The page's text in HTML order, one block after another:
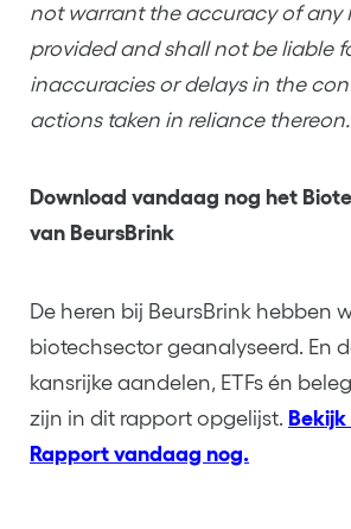
not warrant the accuracy of any
provided and shall not be liable
inaccuracies or delays in the
actions taken in reliance thereon.
Download vandaag nog het
van BeursBrink
De heren bij BeursBrink hebben
biotechsector geanalyseerd. En
kansrijke aandelen, ETFs én
zijn in dit rapport opgelijst.
Rapport vandaag nog.